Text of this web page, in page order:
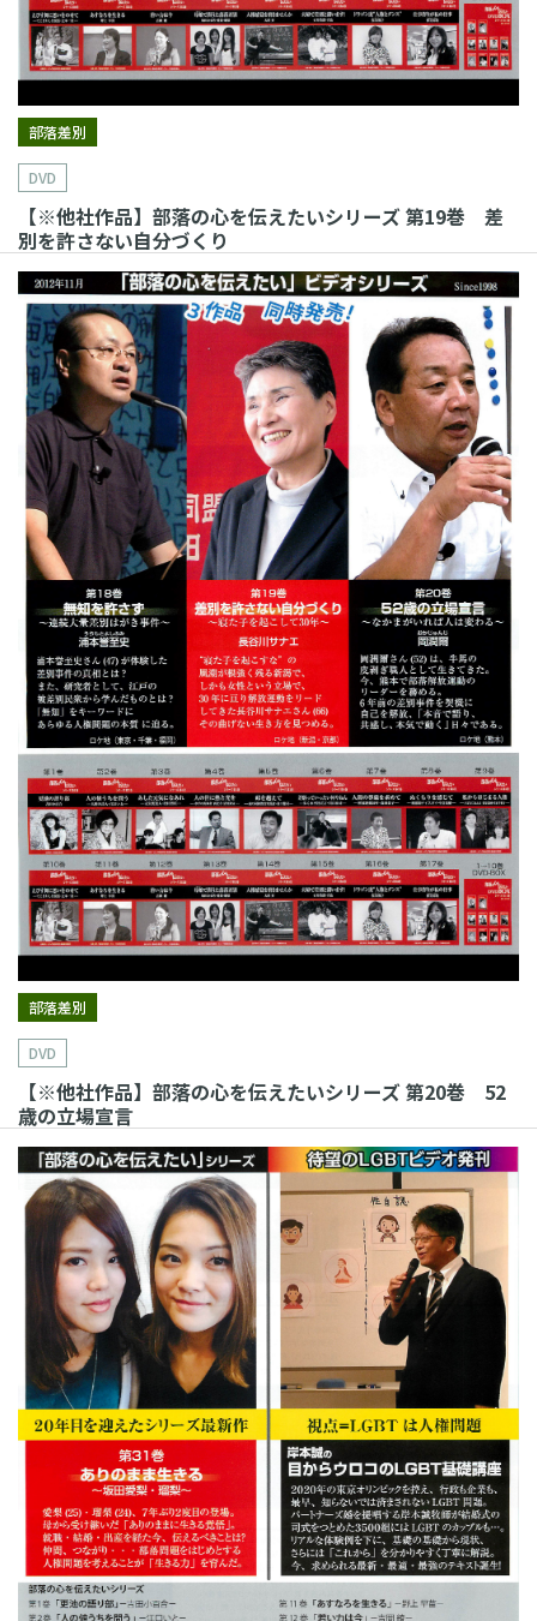
部落差別
DVD
【※他社作品】部落の心を伝えたいシリーズ 第19巻 差
別を許さない自分づくり
部落差別
DVD
【※他社作品】部落の心を伝えたいシリーズ 第20巻 52
歳の立場宣言